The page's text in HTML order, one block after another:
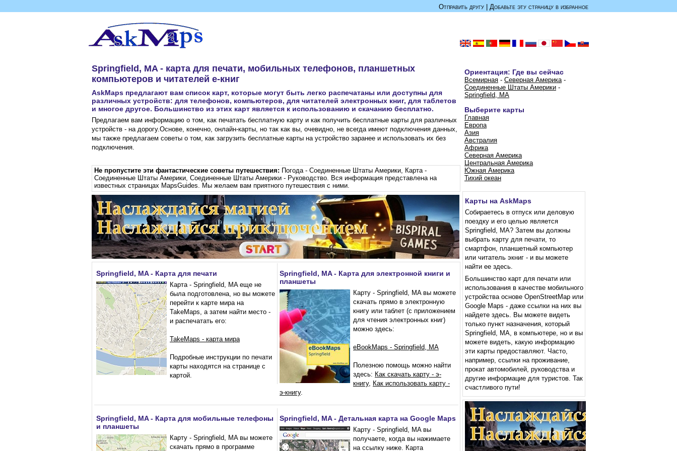
Отправить другу Добавьте эту страницу в избранное
Springfield, MA - карта для печати, мобильных телефонов, планшетных
компьютеров и читателей е-книг
AskMaps предлагают вам список карт, которые могут быть легко распечатаны или доступны для
различных устройств: для телефонов, компьютеров, для читателей электронных книг, для таблетов
и многое другое. Большинство из этих карт является к использованию и скачанию бесплатно.
Предлагаем вам информацию о том, как печатать бесплатную карту и как получить бесплатные карты для различных
устройств - на дорогу.Основе, конечно, онлайн-карты, но так как вы, очевидно, не всегда имеют подключения данных,
мы также предлагаем советы о том, как загрузить бесплатные карты на устройство заранее и использовать их без
подключения.
Не пропустите эти фантастические советы путешествия: Погода - Соединенные Штаты Америки, Карта -
Соединенные Штаты Америки, Соединенные Штаты Америки - Руководство. Вся информация представлена ​​на
известных страницах MapsGuides. Мы желаем вам приятного путешествия с ними.
Springfield, MA - Карта для печати
Карта - Springfield, MA еще не
была подготовлена, но вы можете
перейти к карте мира на
TakeMaps, а затем найти место -
и распечатать его:
TakeMaps - карта мира
Подробные инструкции по печати
карты находятся на странице с
картой.
Springfield, MA - Карта для электронной книги и
планшеты
Карту - Springfield, MA вы можете
скачать прямо в электронную
книгу или таблет (с приложением
для чтения электронных книг)
можно здесь:
eBookMaps - Springfield, MA
Полезною помощь можно найти
здесь: Как скачать карту - э-
книгу, Как использовать карту -
э-книгу.
Springfield, MA - Карта для мобильные телефоны
и планшеты
Карту - Springfield, MA вы можете
скачать прямо в программе
Springfield, MA - Детальная карта на Google Maps
Карту - Springfield, MA вы
получаете, когда вы нажимаете
на ссылку ниже. Карта
Ориентация: Где вы сейчас
Всемирная - Северная Америка-
Соединенные Штаты Америки -
Springfield, MA
Выберите карты
Главная
Европа
Азия
Австралия
Африка
Северная Америка
Центральная Америка
Южная Америка
Тихий океан
Карты на AskMaps
Собираетесь в отпуск или деловую
поездку и его целью является
Springfield, MA? Затем вы должны
выбрать карту для печати, то
смартфон, планшетный компьютер
или читатель экниг - и вы можете
найти ее здесь.
Большинство карт для печати или
использования в качестве мобильного
устройства основе OpenStreetMap или
Google Maps - даже ссылки на них вы
найдете здесь. Вы можете видеть
только пункт назначения, который
Springfield, MA, в компьютере, но и вы
можете видеть, какую информацию
эти карты предоставляют. Часто,
например, ссылки на проживание,
прокат автомобилей, руководства и
другие информацие для туристов. Так
счастливого пути!